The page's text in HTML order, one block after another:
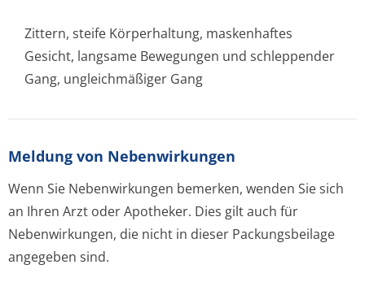
Zittern, steife Körperhaltung, maskenhaftes
Gesicht, langsame Bewegungen und schleppender
Gang, ungleichmäßiger Gang
Meldung von Nebenwirkungen
Wenn Sie Nebenwirkungen bemerken, wenden Sie sich
an Ihren Arzt oder Apotheker. Dies gilt auch für
Nebenwirkungen, die nicht in dieser Packungsbeilage
angegeben sind.